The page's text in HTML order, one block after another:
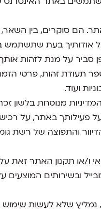
הם סוקרים, בין
בעת שתשתמש
סביר על מנת לזהות
תעודת זהות, פרטי
ועוד.
מנוסחת בלשון
פעילותך באתר, על
והתפוצה של רשת
ו/או תקנון האתר זאת
ובשירותים המוצעים
נמליץ שלא לעשות